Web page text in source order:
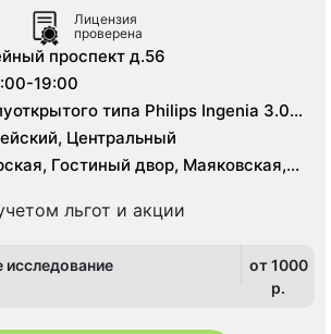
Лицензия
проверена
проспект д.56
19:00
типа Philips Ingenia 3.0
Avanto 1,5 Тесла, КТ Siemens
AS64 64 среза, Siemens Somatom
Центральный
Гостиный двор, Маяковская,
льгот и акции
исследование
от 1000
p.